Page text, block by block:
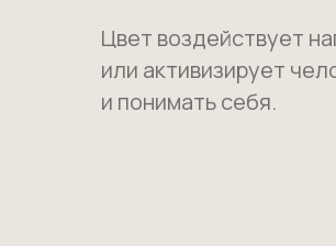
Цвет воздействует
или активизирует
и понимать себя.